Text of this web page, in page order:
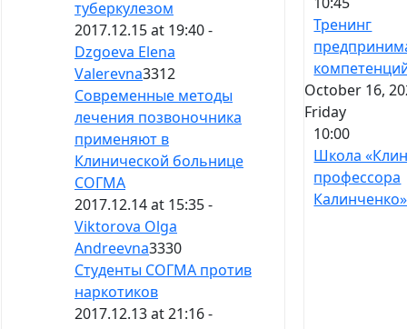
туберкулезом
2017.12.15 at 19:40 -
Dzgoeva Elena
Valerevna3312
Современные методы
лечения позвоночника
применяют в
Клинической больнице
СОГМА
2017.12.14 at 15:35 -
Viktorova Olga
Andreevna3330
Студенты СОГМА против
наркотиков
2017.12.13 at 21:16 -
Тренинг
October 16,
Friday
10:00
Школа
профессора
Калинченко»